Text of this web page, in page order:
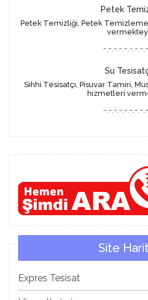
Petek
Petek Temizliği, Petek
-.-.-.-.-.-.-.-
Su
Sıhhi Tesisatçı, Pisuvar Tamiri,
hizmetleri
-.-.-.-.-.-.-.-
Site
Expres Tesisat